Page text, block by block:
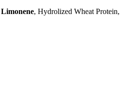
Limonene, Hydrolized Wheat Protein,